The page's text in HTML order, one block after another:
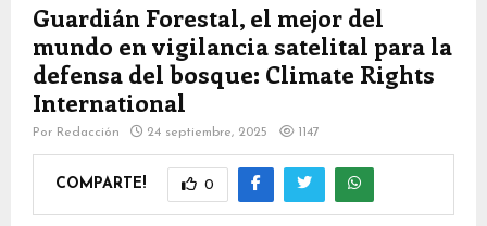
Guardián Forestal, el mejor del
mundo en vigilancia satelital para la
defensa del bosque: Climate Rights
International
Por Redacción 24 septiembre, 2025 1147
COMPARTE! 0